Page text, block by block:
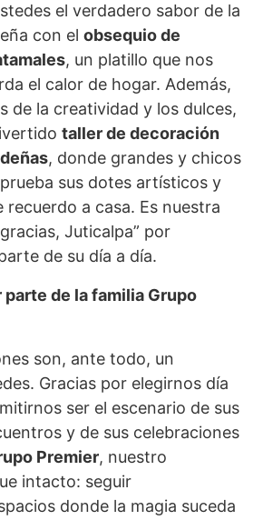
el verdadero sabor de la
con elobsequio de
, un platillo que nos
el calor de hogar. Además,
de la creatividad y los dulces,
taller de decoración
, donde grandes y chicos
sus dotes artísticos y
recuerdo a casa. Es nuestra
Juticalpa” por
de su día a día.
parte de la familia Grupo
son, ante todo, un
Gracias por elegirnos día
ser el escenario de sus
y de sus celebraciones
Premier, nuestro
intacto: seguir
donde la magia suceda